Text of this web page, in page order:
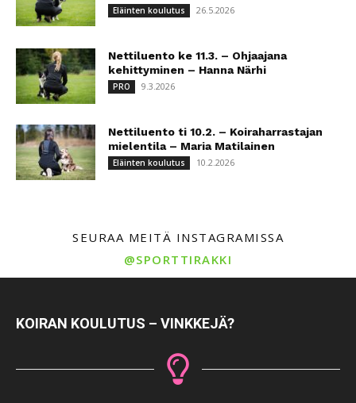
Eläinten koulutus 26.5.2026
Nettiluento ke 11.3. – Ohjaajana
kehittyminen – Hanna Närhi
PRO 9.3.2026
Nettiluento ti 10.2. – Koiraharrastajan
mielentila – Maria Matilainen
Eläinten koulutus 10.2.2026
SEURAA MEITÄ INSTAGRAMISSA
@SPORTTIRAKKI
KOIRAN KOULUTUS – VINKKEJÄ?